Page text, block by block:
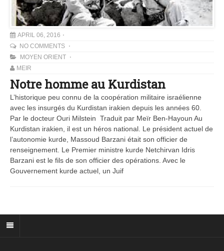
APRIL 06, 2016
NO COMMENTS
MOYEN ORIENT
MEIR
Notre homme au Kurdistan
L’historique peu connu de la coopération militaire israélienne
avec les insurgés du Kurdistan irakien depuis les années 60.
Par le docteur Ouri Milstein Traduit par Meïr Ben-Hayoun Au
Kurdistan irakien, il est un héros national. Le président actuel de
l’autonomie kurde, Massoud Barzani était son officier de
renseignement. Le Premier ministre kurde Netchirvan Idris
Barzani est le fils de son officier des opérations. Avec le
Gouvernement kurde actuel, un Juif